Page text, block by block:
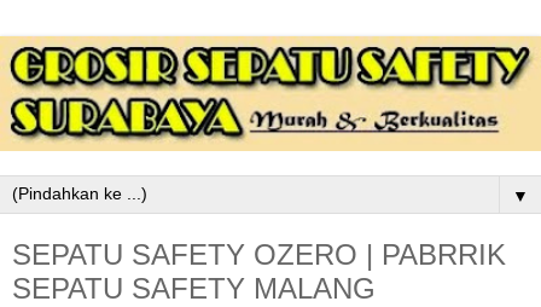
▼
SEPATU SAFETY OZERO | PABRRIK
SEPATU SAFETY MALANG